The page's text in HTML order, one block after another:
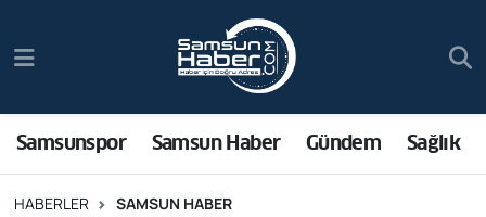
Samsunspor Samsun Haber Gündem Sağlık
HABERLER SAMSUN HABER
Samsun Haber
Sağlık
Trafik Durumu
Süper Lig Puan Durumu ve Fikstür